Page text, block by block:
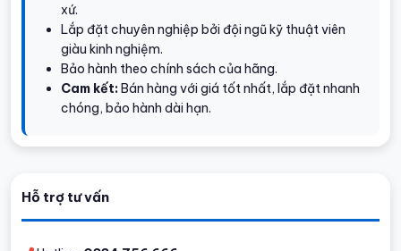
Hỗ trợ tư vấn
xứ.
Lắp đặt chuyên nghiệp bởi đội ngũ kỹ thuật viên
giàu kinh nghiệm.
Bảo hành theo chính sách của hãng.
Cam kết:Bán hàng với giá tốt nhất, lắp đặt nhanh
chóng, bảo hành dài hạn.